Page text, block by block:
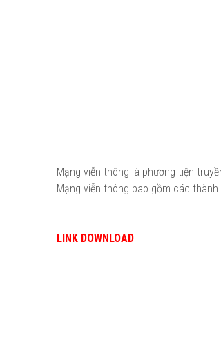
Mạng viễn thông là phương tiện
Mạng viễn thông bao gồm các
LINK DOWNLOAD